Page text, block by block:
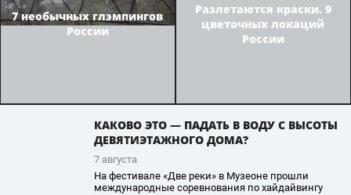
7 необычных глэмпингов
России
Разлетаются краски. 9
цветочных локаций
России
КАКОВО ЭТО — ПАДАТЬ В ВОДУ С ВЫСОТЫ
ДЕВЯТИЭТАЖНОГО ДОМА?
7 августа
На фестивале «Две реки» в Музеоне прошли
международные соревнования по хайдайвингу